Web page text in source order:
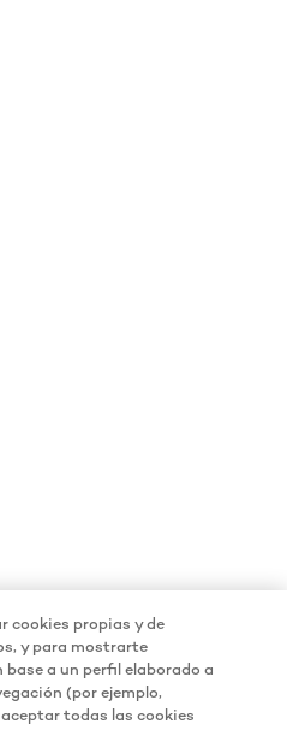
cookies propias y de
y para mostrarte
a un perfil elaborado a
(por ejemplo,
todas las cookies